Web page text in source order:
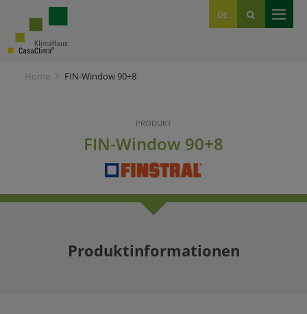
DE
IT
EN
Home FIN-Window 90+8
PRODUKT
FIN-Window 90+8
Produktinformationen